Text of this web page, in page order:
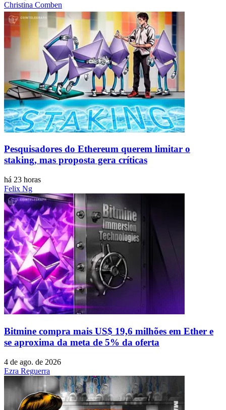
Christina Comben
Pesquisadores do Ethereum querem limitar o
staking, mas proposta gera críticas
há 23 horas
Felix Ng
Bitmine compra mais US$ 19,6 milhões em Ether e
se aproxima da meta de 5% da oferta
4 de ago. de 2026
Ezra Reguerra